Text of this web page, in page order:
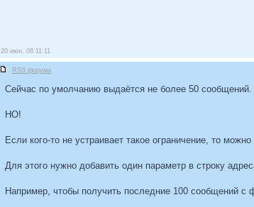
20 июн, 08 11:11
RSS форума
Сейчас по умолчанию выдаётся не более 50 сообщений.
НО!
Если кого-то не устраивает такое ограничение, то
Для этого нужно добавить один параметр в строку
Например, чтобы получить последние 100 сообщений